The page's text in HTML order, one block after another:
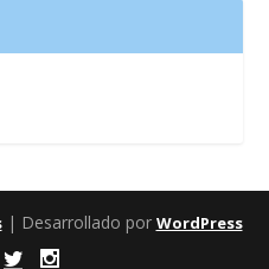
| Desarrollado por WordPress